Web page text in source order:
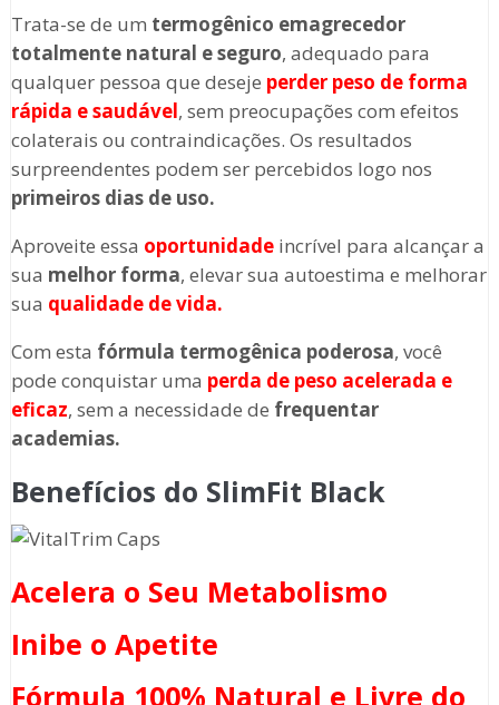
Trata-se de um termogênico emagrecedor
totalmente natural e seguro, adequado para
qualquer pessoa que deseje perder peso de forma
rápida e saudável, sem preocupações com efeitos
colaterais ou contraindicações. Os resultados
surpreendentes podem ser percebidos logo nos
primeiros dias de uso.
Aproveite essa oportunidadeincrível para alcançar a
sua melhor forma, elevar sua autoestima e melhorar
sua qualidade de vida.
Com esta fórmula termogênica poderosa, você
pode conquistar uma perda de peso acelerada e
eficaz, sem a necessidade de frequentar
academias.
Benefícios do SlimFit Black
Acelera o Seu Metabolismo
Inibe o Apetite
Fórmula 100% Natural e Livre do